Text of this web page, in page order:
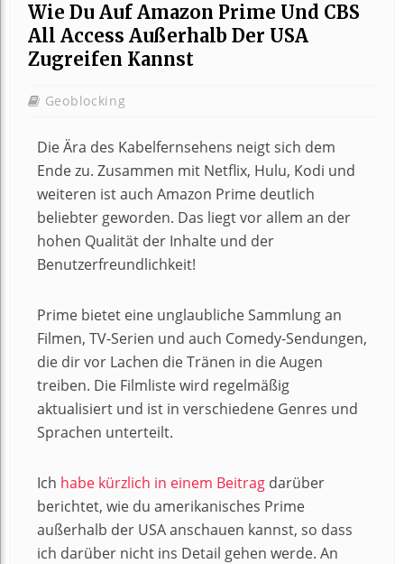
Wie Du Auf Amazon Prime Und CBS
All Access Außerhalb Der USA
Zugreifen Kannst
Geoblocking
Die Ära des Kabelfernsehens neigt sich dem
Ende zu. Zusammen mit Netflix, Hulu, Kodi und
weiteren ist auch Amazon Prime deutlich
beliebter geworden. Das liegt vor allem an der
hohen Qualität der Inhalte und der
Benutzerfreundlichkeit!
Prime bietet eine unglaubliche Sammlung an
Filmen, TV-Serien und auch Comedy-Sendungen,
die dir vor Lachen die Tränen in die Augen
treiben. Die Filmliste wird regelmäßig
aktualisiert und ist in verschiedene Genres und
Sprachen unterteilt.
Ich habe kürzlich in einem Beitrag darüber
berichtet, wie du amerikanisches Prime
außerhalb der USA anschauen kannst, so dass
ich darüber nicht ins Detail gehen werde. An